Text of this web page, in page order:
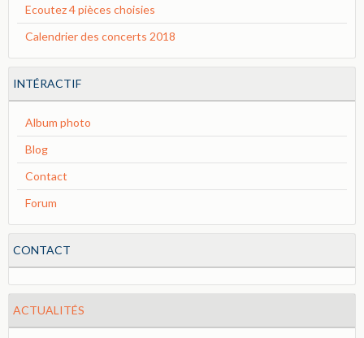
Ecoutez 4 pièces choisies
Calendrier des concerts 2018
INTÉRACTIF
Album photo
Blog
Contact
Forum
CONTACT
ACTUALITÉS